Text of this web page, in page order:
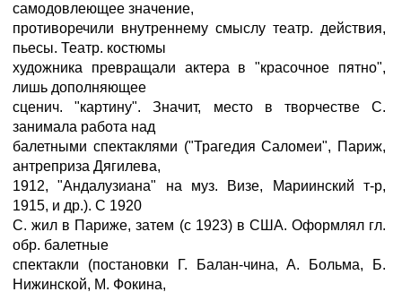
самодовлеющее значение,
противоречили внутреннему смыслу театр. действия,
пьесы. Театр. костюмы
художника превращали актера в "красочное пятно",
лишь дополняющее
сценич. "картину". Значит, место в творчестве С.
занимала работа над
балетными спектаклями ("Трагедия Саломеи", Париж,
антреприза Дягилева,
1912, "Андалузиана" на муз. Визе, Мариинский т-р,
1915, и др.). С 1920
С. жил в Париже, затем (с 1923) в США. Оформлял гл.
обр. балетные
спектакли (постановки Г. Балан-чина, А. Больма, Б.
Нижинской, М. Фокина,